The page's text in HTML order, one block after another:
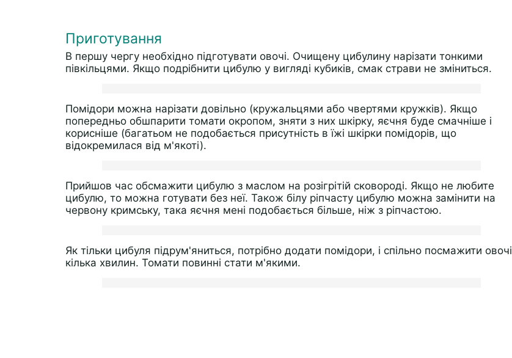
Приготування
В першу чергу необхідно підготувати овочі. Очищену цибулину нарізати тонкими
півкільцями. Якщо подрібнити цибулю у вигляді кубиків, смак страви не зміниться.
Помідори можна нарізати довільно (кружальцями або чвертями кружків). Якщо
попередньо обшпарити томати окропом, зняти з них шкірку, яєчня буде смачніше і
корисніше (багатьом не подобається присутність в їжі шкірки помідорів, що
відокремилася від м'якоті).
Прийшов час обсмажити цибулю з маслом на розігрітій сковороді. Якщо не любите
цибулю, то можна готувати без неї. Також білу ріпчасту цибулю можна замінити на
червону кримську, така яєчня мені подобається більше, ніж з ріпчастою.
Як тільки цибуля підрум'яниться, потрібно додати помідори, і спільно посмажити овочі
кілька хвилин. Томати повинні стати м'якими.